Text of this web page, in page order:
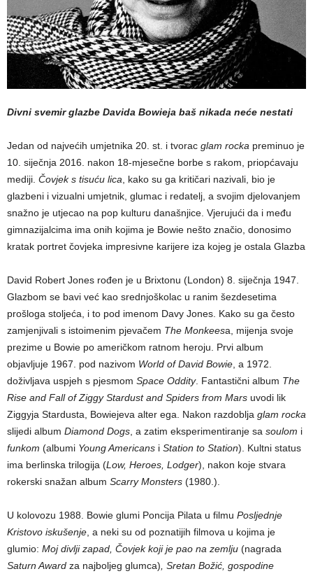
Divni svemir glazbe Davida Bowieja baš nikada neće nestati
Jedan od najvećih umjetnika 20. st. i tvorac glam rocka preminuo je
10. siječnja 2016. nakon 18-mjesečne borbe s rakom, priopćavaju
mediji. Čovjek s tisuću lica , kako su ga kritičari nazivali, bio je
glazbeni i vizualni umjetnik, glumac i redatelj, a svojim djelovanjem
snažno je utjecao na pop kulturu današnjice. Vjerujući da i među
gimnazijalcima ima onih kojima je Bowie nešto značio, donosimo
kratak portret čovjeka impresivne karijere iza kojeg je ostala Glazba
David Robert Jones rođen je u Brixtonu (London) 8. siječnja 1947.
Glazbom se bavi već kao srednjoškolac u ranim šezdesetima
prošloga stoljeća, i to pod imenom Davy Jones. Kako su ga često
zamjenjivali s istoimenim pjevačem The Monkeesa, mijenja svoje
prezime u Bowie po američkom ratnom heroju. Prvi album
objavljuje 1967. pod nazivom World of David Bowie , a 1972.
doživljava uspjeh s pjesmom Space Oddity. Fantastični album The
Rise and Fall of Ziggy Stardust and Spiders from Mars uvodi lik
Ziggyja Stardusta, Bowiejeva alter ega. Nakon razdoblja glam rocka
slijedi album Diamond Dogs , a zatim eksperimentiranje sa soulom i
funkom (albumi Young Americans i Station to Station). Kultni status
ima berlinska trilogija (Low, Heroes, Lodger), nakon koje stvara
rokerski snažan album Scarry Monsters (1980.).
U kolovozu 1988. Bowie glumi Poncija Pilata u filmu Posljednje
Kristovo iskušenje , a neki su od poznatijih filmova u kojima je
glumio: Moj divlji zapad, Čovjek koji je pao na zemlju (nagrada
Saturn Award za najboljeg glumca) , Sretan Božić, gospodine